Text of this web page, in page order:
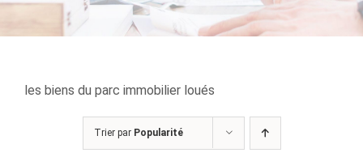
les biens du parc immobilier loués
Trier par Popularité